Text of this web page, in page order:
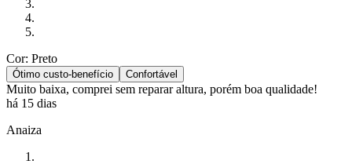
Cor: Preto
Ótimo custo-benefício Confortável
Muito baixa, comprei sem reparar altura, porém boa qualidade!
há 15 dias
Anaiza